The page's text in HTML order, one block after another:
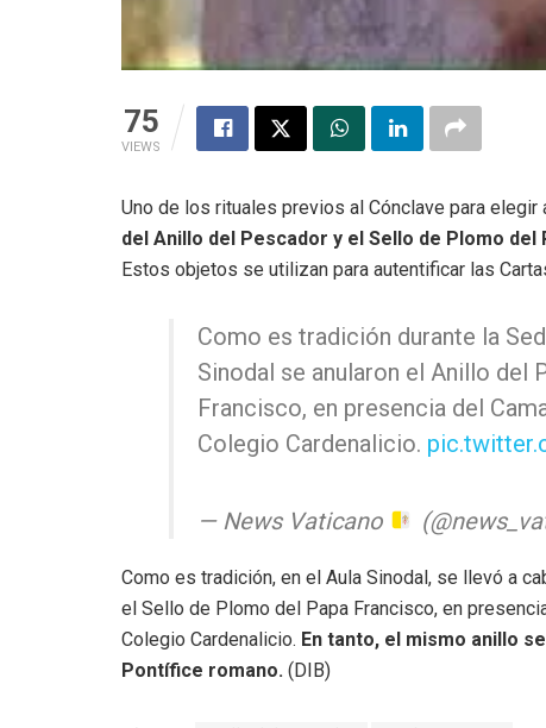
75
VIEWS
Uno de los rituales previos al Cónclave para
del Anillo del Pescador y el Sello de Plomo
Estos objetos se utilizan para autentificar las
Como es tradición durante la
Sinodal se anularon el Anillo del
Francisco, en presencia del
Colegio Cardenalicio.
— News Vaticano
Como es tradición, en el Aula Sinodal, se llevó a
el Sello de Plomo del Papa Francisco, en
Colegio Cardenalicio. En tanto, el mismo anillo
Pontífice romano. (DIB)